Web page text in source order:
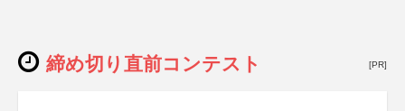
締め切り直前コンテスト [PR]